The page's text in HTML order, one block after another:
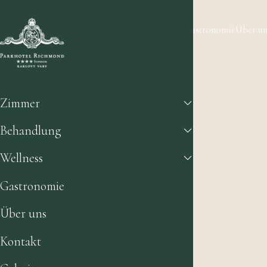
Gastronomie Über
Zimmer
Behandlung
Wellness
Gastronomie
Über uns
Kontakt